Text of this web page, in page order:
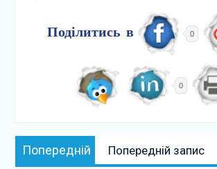
Поділитись в 0
0
Навігація
записів
Попередній Попередній:
Попередній запис